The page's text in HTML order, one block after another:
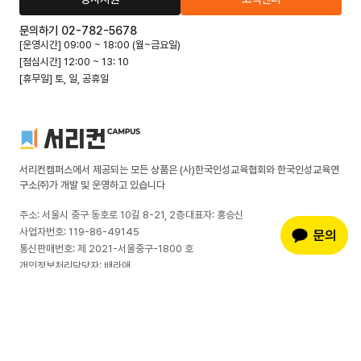
문의하기 02-782-5678
[운영시간] 09:00 ~ 18:00 (월~금요일)
[점심시간] 12:00 ~ 13: 10
[휴무일] 토, 일, 공휴일
서리컨캠퍼스에서 제공되는 모든 상품은 (사)한국인성교육협회와 한국인성교육연
구소㈜가 개발 및 운영하고 있습니다
주소: 서울시 중구 동호로 10길 8-21, 2층대표자: 홍승신
사업자번호: 119-86-49145
통신판매번호: 제 2021-서울중구-1800 호
개인정보처리담당자: 배라애